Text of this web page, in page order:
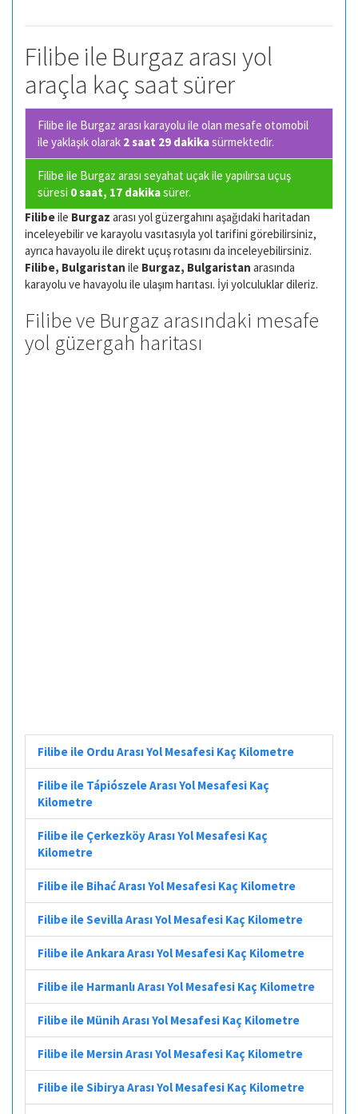
Filibe ile Burgaz arası yol
araçla kaç saat sürer
Filibe ile Burgaz arası karayolu ile olan mesafe otomobil
ile yaklaşık olarak 2 saat 29 dakikasürmektedir.
Filibe ile Burgaz arası seyahat uçak ile yapılırsa uçuş
süresi 0 saat, 17 dakikasürer.
Filibeile Burgaz arası yol güzergahını aşağıdaki haritadan
inceleyebilir ve karayolu vasıtasıyla yol tarifini görebilirsiniz,
ayrıca havayolu ile direkt uçuş rotasını da inceleyebilirsiniz.
Filibe, Bulgaristan ile Burgaz, Bulgaristan arasında
karayolu ve havayolu ile ulaşım harıtası. İyi yolculuklar dileriz.
Filibe ve Burgaz arasındaki mesafe
yol güzergah haritası
Filibe ile Ordu Arası Yol Mesafesi Kaç Kilometre
Filibe ile Tápiószele Arası Yol Mesafesi Kaç
Kilometre
Filibe ile Çerkezköy Arası Yol Mesafesi Kaç
Kilometre
Filibe ile Bihać Arası Yol Mesafesi Kaç Kilometre
Filibe ile Sevilla Arası Yol Mesafesi Kaç Kilometre
Filibe ile Ankara Arası Yol Mesafesi Kaç Kilometre
Filibe ile Harmanlı Arası Yol Mesafesi Kaç Kilometre
Filibe ile Münih Arası Yol Mesafesi Kaç Kilometre
Filibe ile Mersin Arası Yol Mesafesi Kaç Kilometre
Filibe ile Sibirya Arası Yol Mesafesi Kaç Kilometre